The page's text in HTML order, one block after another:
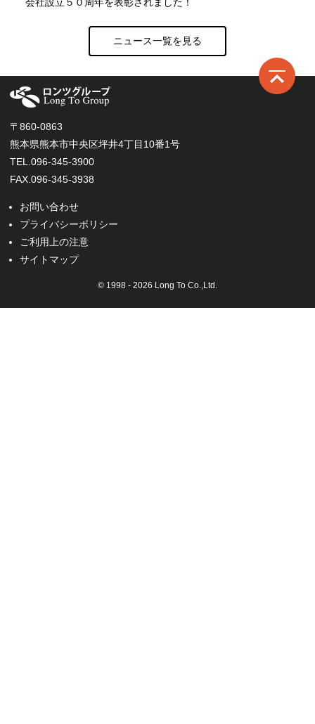
ニュース一覧を見る
〒860-0863
熊本県熊本市中央区坪井4丁目10番1号
TEL.096-345-3900
FAX.096-345-3938
お問い合わせ
プライバシーポリシー
ご利用上の注意
サイトマップ
© 1998 - 2026 Long To Co.,Ltd.